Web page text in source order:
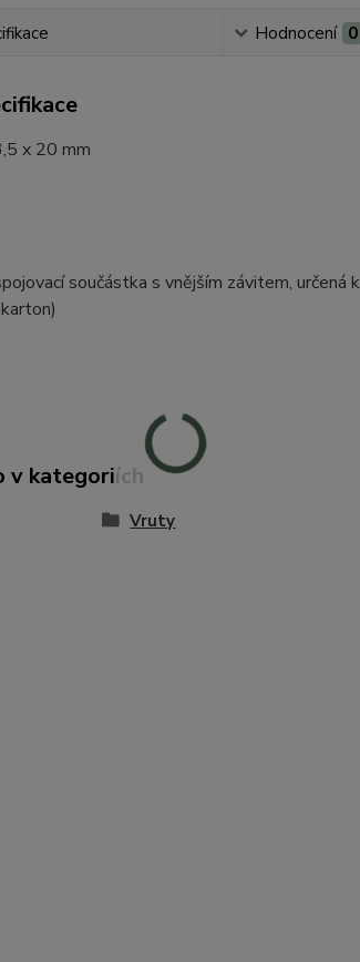
Hodnocení 0
x 20 mm
součástka s vnějším závitem,
v kategoriích
Vruty